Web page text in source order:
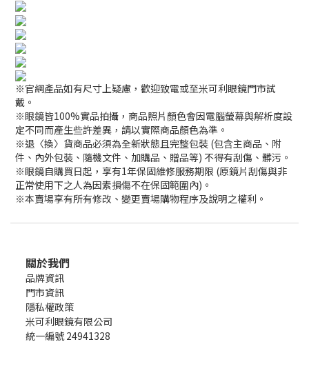
※官網產品如有尺寸上疑慮，歡迎致電或至米可利眼鏡門市試
戴。
※眼鏡皆100%實品拍攝，商品照片顏色會因電腦螢幕與解析度設
定不同而產生些許差異，請以實際商品顏色為準。
※退〈換〉貨商品必須為全新狀態且完整包裝 (包含主商品、附
件、內外包裝、隨機文件、加購品、贈品等) 不得有刮傷、髒污。
※眼鏡自購買日起，享有1年保固維修服務期限 (原鏡片刮傷與非
正常使用下之人為因素損傷不在保固範圍內)。
※本賣場享有所有修改、變更賣場購物程序及說明之權利。
關於我們
品牌資訊
門市資訊
隱私權政策
米可利眼鏡有限公司
統一編號 24941328